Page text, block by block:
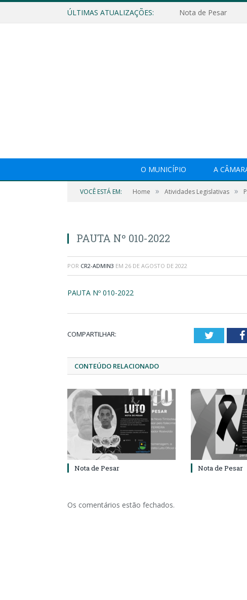
ÚLTIMAS ATUALIZAÇÕES: Nota de Pesar
O MUNICÍPIO A
VOCÊ ESTÁ EM: Home » Atividades Legislativas »
PAUTA Nº 010-2022
POR CR2-ADMIN3 EM 26 DE AGOSTO DE 2022
PAUTA Nº 010-2022
COMPARTILHAR: Twitter
CONTEÚDO RELACIONADO
Nota de Pesar Nota de Pesar
Os comentários estão fechados.